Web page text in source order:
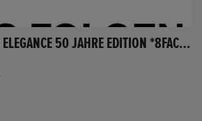
HONDA ACCORD 2.0 ELEGANCE 50 JAHRE EDITION *8FACH BEREIFT*